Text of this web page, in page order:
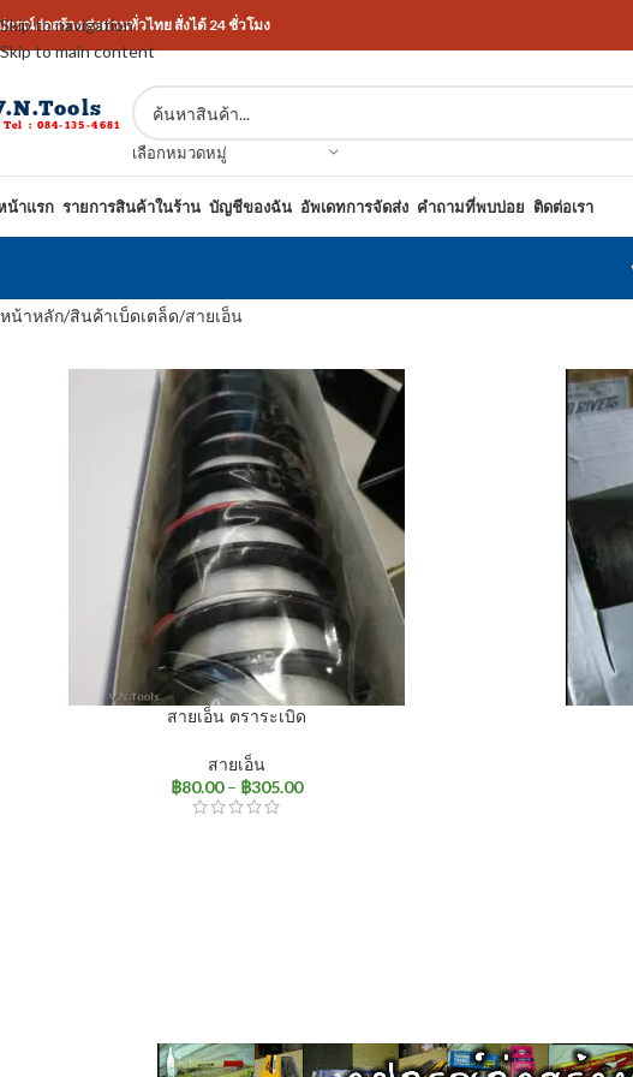
Skip to navigation
Skip to main content
กรณ์ก่อสร้าง ส่งด่วนทั่วไทย สั่งได้ 24 ชั่วโมง
เลือกหมวดหมู่
น้าแรก รายการสินค้าในร้าน บัญชีของฉัน อัพเดทการจัดส่ง คำถามที่พบบ่อย ติดต่อเรา
หน้าหลัก สินค้าเบ็ดเตล็ด สายเอ็น
สายเอ็น ตราระเบิด
สายเอ็น
฿80.00 – ฿305.00